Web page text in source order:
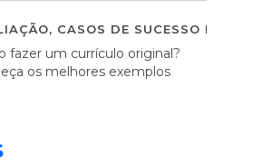
, CASOS DE SUCESSO DE
fazer um currículo original?
os melhores exemplos